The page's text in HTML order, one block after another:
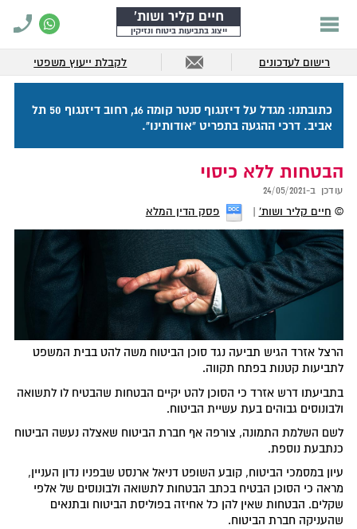
חיים קליר ושות'
ייצוג בתביעות ביטוח ונזיקין
רישום לעדכונים לקבלת ייעוץ משפטי
כתובתנו: מגדל על דיזנגוף סנטר קומה 16, רחוב דיזנגוף 50 תל
אביב. דרכי ההגעה בתפריט "אודותינו".
הבטחות ללא כיסוי
עודכן ב-24/05/2021
© חיים קליר ושות' פסק הדין המלא
הרצל אזרד הגיש תביעה נגד סוכן הביטוח משה להט בבית המשפט
לתביעות קטנות בפתח תקווה.
בתביעתו דרש אזרד כי הסוכן להט יקיים הבטחות שהבטיח לו לתשואה
ולבונוסים גבוהים בעת עשיית הביטוח.
לשם השלמת התמונה, צורפה אף חברת הביטוח שאצלה נעשה הביטוח
כנתבעת נוספת.
עיון במסמכי הביטוח, קובע השופט דניאל ארנסט שבפניו נדון העניין,
מראה כי הסוכן הבטיח בכתב הבטחות לתשואה ולבונוסים של אלפי
שקלים. הבטחות שאין להן כל אחיזה בפוליסת הביטוח ובתנאים
שהעניקה חברת הביטוח.